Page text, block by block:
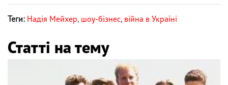
Теги: Надія Мейхер, шоу-бізнес, війна в Україні
Статті на тему